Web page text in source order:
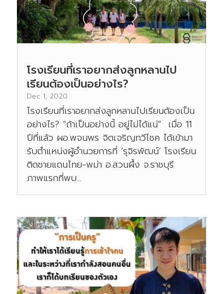
โรงเรียนที่เราอยากส่งลูกหลานไป
เรียนต้องเป็นอย่างไร?
Dec 1, 2020
โรงเรียนที่เราอยากส่งลูกหลานไปเรียนต้องเป็น
อย่างไร? “ถ้าเป็นอย่างนี้ อยู่ไม่ได้แน่” เมื่อ 11
ปีที่แล้ว ผอ.พจนพร จิตเจริญทวีโชค ได้เข้ามา
รับตำแหน่งผู้อำนวยการที่ ‘รุจิรพัฒน์’ โรงเรียน
ติดชายแดนไทย-พม่า อ.สวนผึ้ง จ.ราชบุรี
ภาพแรกที่พบ...